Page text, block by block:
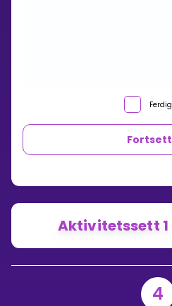
Ferdig
Fortsett
Aktivitetssett 1
4